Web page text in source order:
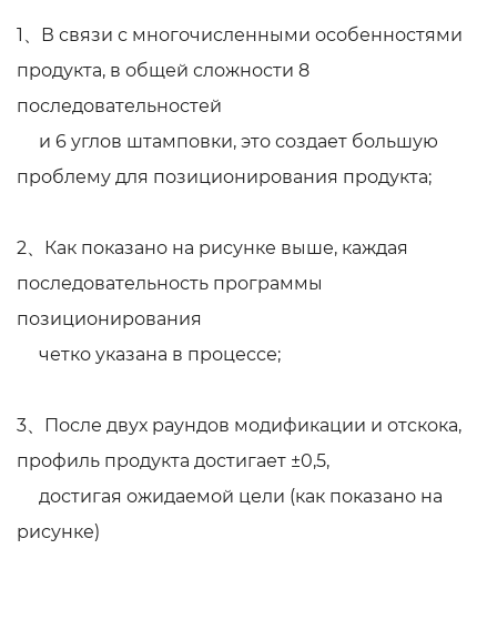
1、В связи с многочисленными особенностями
продукта, в общей сложности 8
последовательностей
и 6 углов штамповки, это создает большую
проблему для позиционирования продукта;
2、Как показано на рисунке выше, каждая
последовательность программы
позиционирования
четко указана в процессе;
3、После двух раундов модификации и отскока,
профиль продукта достигает ±0,5,
достигая ожидаемой цели (как показано на
рисунке)